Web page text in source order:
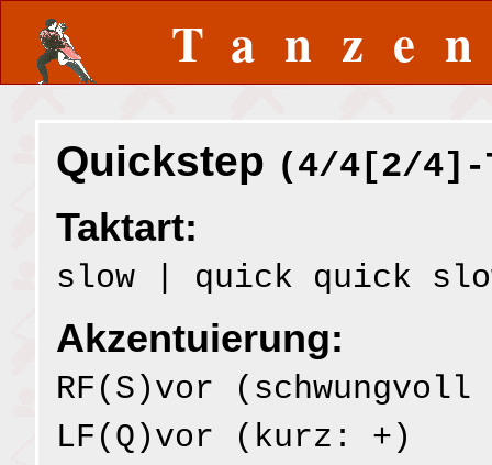
Quickstep (4/4[2/4]-
Taktart:
slow | quick quick
Akzentuierung:
RF(S)vor
LF(Q)vor (kurz: +)